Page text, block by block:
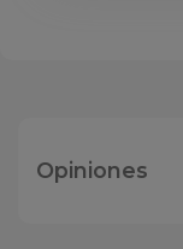
Opiniones